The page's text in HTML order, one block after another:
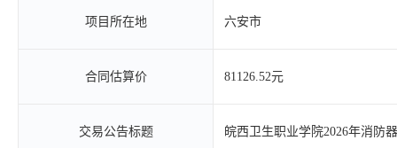
项目所在地 六安市
合同估算价 81126.52元
交易公告标题 皖西卫生职业学院2026年消防